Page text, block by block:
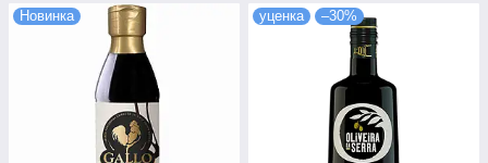
зберігає традиції та високу якість виробництва. Незамінно
для холодних закусок, салатів, заправок та страв
середземноморської кухні.
Новинка уценка –30%